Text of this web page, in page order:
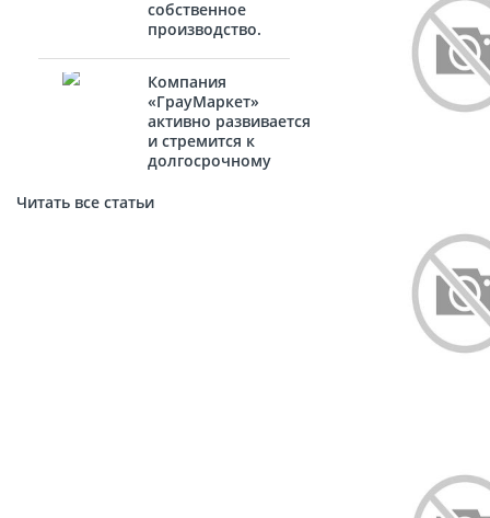
собственное
производство.
Компания
«ГрауМаркет»
активно развивается
и стремится к
долгосрочному
новыми
Читать все статьи